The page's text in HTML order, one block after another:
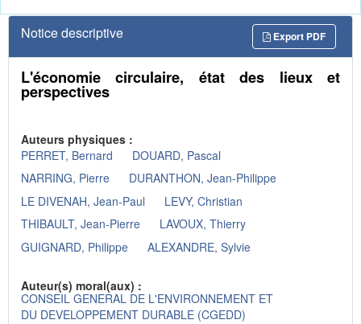
Notice descriptive Export PDF
L'économie circulaire, état des lieux et
perspectives
Auteurs physiques :
PERRET, Bernard
DOUARD, Pascal
NARRING, Pierre
DURANTHON, Jean-Philippe
LE DIVENAH, Jean-Paul
LEVY, Christian
THIBAULT, Jean-Pierre
LAVOUX, Thierry
GUIGNARD, Philippe
ALEXANDRE, Sylvie
Auteur(s) moral(aux) :
CONSEIL GENERAL DE L'ENVIRONNEMENT ET
DU DEVELOPPEMENT DURABLE (CGEDD)